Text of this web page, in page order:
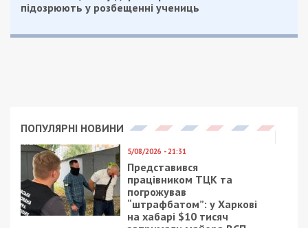
підозрюють у розбещенні учениць
ПОПУЛЯРНІ НОВИНИ
5/08/2026 - 21:31
Представився
працівником ТЦК та
погрожував
“штрафбатом”: у Харкові
на хабарі $10 тисяч